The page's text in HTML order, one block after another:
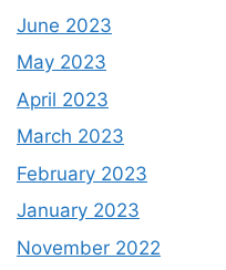
June 2023
May 2023
April 2023
March 2023
February 2023
January 2023
November 2022